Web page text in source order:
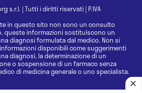
s.r.l. | Tutti i diritti riservati | P.IVA
in questo sito non sono un consulto
queste informazioni sostituiscono un
diagnosi formulata dal medico. Non si
disponibili come suggerimenti
diagnosi, la determinazione di un
o sospensione di un farmaco senza
di medicina generale o uno specialista.